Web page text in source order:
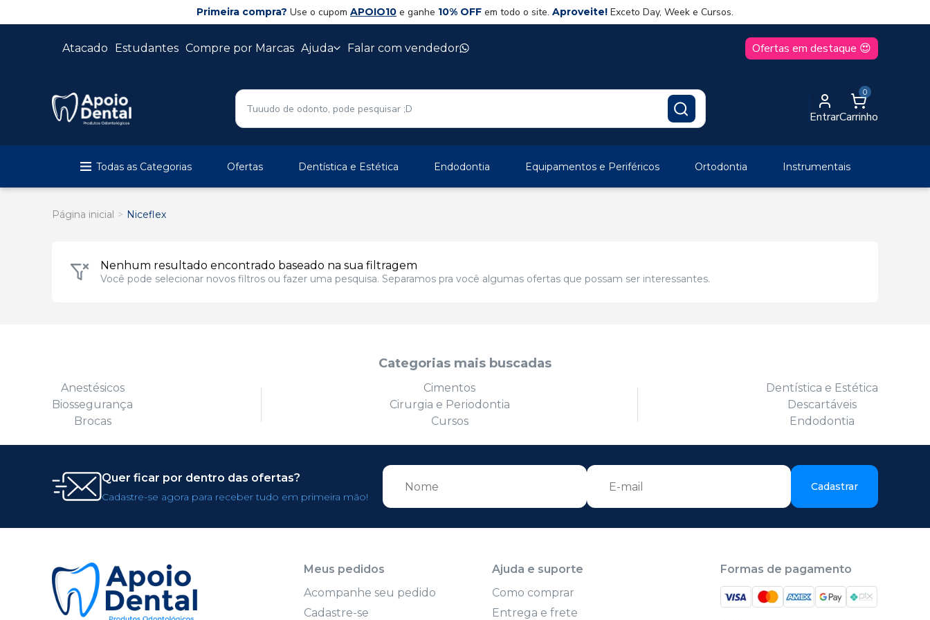
Primeira compra? Use o cupom APOIO10 e ganhe 10% OFF em todo o site. Aproveite! Exceto Day, Week e Cursos.
Atacado Estudantes Compre por Marcas Ajuda Falar com vendedor Ofertas em destaque 😍
Entrar
0
Carrinho
Todas as Categorias Ofertas Dentística e Estética Endodontia Equipamentos e Periféricos Ortodontia Instrumentais
Página inicial Niceflex
Nenhum resultado encontrado baseado na sua filtragem
Você pode selecionar novos filtros ou fazer uma pesquisa. Separamos pra você algumas ofertas que possam ser interessantes.
Categorias mais buscadas
Anestésicos
Biossegurança
Brocas
Cimentos
Cirurgia e Periodontia
Cursos
Dentística e Estética
Descartáveis
Endodontia
Quer ficar por dentro das ofertas?
Cadastre-se agora para receber tudo em primeira mão!
Cadastrar
Meus pedidos
Acompanhe seu pedido
Cadastre-se
Ajuda e suporte
Como comprar
Entrega e frete
Formas de pagamento